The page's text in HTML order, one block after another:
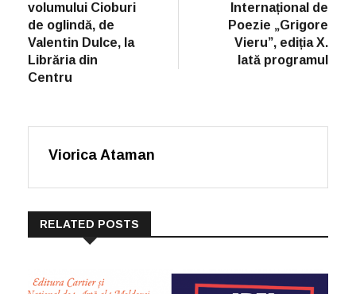
volumului Cioburi
de oglindă, de
Valentin Dulce, la
Librăria din
Centru
Internațional de
Poezie „Grigore
Vieru”, ediția X.
Iată programul
Viorica Ataman
RELATED POSTS